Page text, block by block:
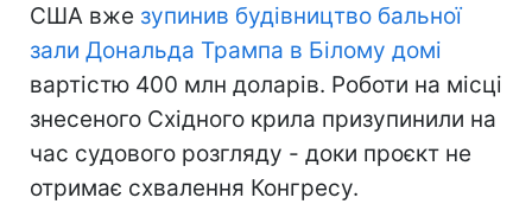
США вже зупинив будівництво бальної
зали Дональда Трампа в Білому домі
вартістю 400 млн доларів. Роботи на місці
знесеного Східного крила призупинили на
час судового розгляду - доки проєкт не
отримає схвалення Конгресу.